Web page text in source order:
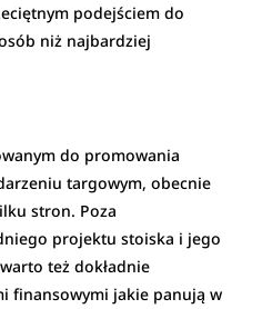
podejściem do
niż najbardziej
do promowania
targowym, obecnie
stron. Poza
projektu stoiska i jego
też dokładnie
finansowymi jakie panują w